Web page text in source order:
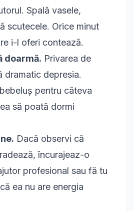
Spală vasele,
scutecele. Orice minut
i-l oferi contează.
doarmă. Privarea de
dramatic depresia.
pentru câteva
să poată dormi
Dacă observi că
încurajeaz-o
profesional sau fă tu
ea nu are energia